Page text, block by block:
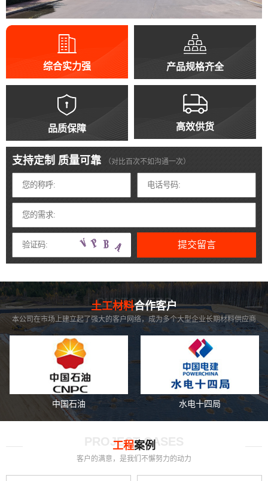
综合实力强 产品规格齐全
品质保障 高效供货
支持定制 质量可靠 （对比百次不如沟通一次）
提交留言
CUSTOMERS
土工材料合作客户
本公司在市场上建立起了强大的客户网络，成为多个大型企业长期材料供应商
中国石油 水电十四局
PROJECT CASES
工程案例
客户的满意，是我们不懈努力的动力